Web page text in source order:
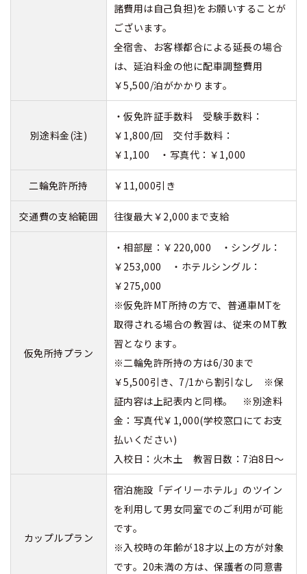
諸費用は自己負担)をお願いすることが
ございます。
全宿舎、お客様都合による延長の場合
は、延泊料金の他に配車調整費用
￥5,500/泊がかかります。
別途料金(注)
・仮免許証手数料 受験手数料：
￥1,800/回 交付手数料：
￥1,100 ・写真代：￥1,000
二輪免許所持 ￥11,000引き
交通費の支給範囲 往復最大￥2,000まで支給
仮免所持プラン
・相部屋：￥220,000 ・シングル：
￥253,000 ・ホテルシングル：
￥275,000
※仮免許MT所持の方で、普通車MTを
取得される場合の教習は、従来のMT教
習となります。
※二輪免許所持の方は6/30まで
￥5,500引き、7/1から割引なし ※保
証内容は上記表内と同様。 ※別途料
金：写真代￥1,000(学校窓口にてお支
払いください)
入校日：火木土 教習日数：7泊8日～
カップルプラン
宿泊施設「デイリーホテル」のツイン
を利用して男女同室でのご利用が可能
です。
※入校時の年齢が18才以上の方が対象
です。20未満の方は、保護者の同意書